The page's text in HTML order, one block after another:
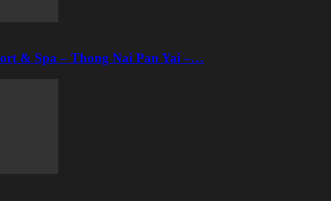
& Spa – Thong Nai Pan Yai –…